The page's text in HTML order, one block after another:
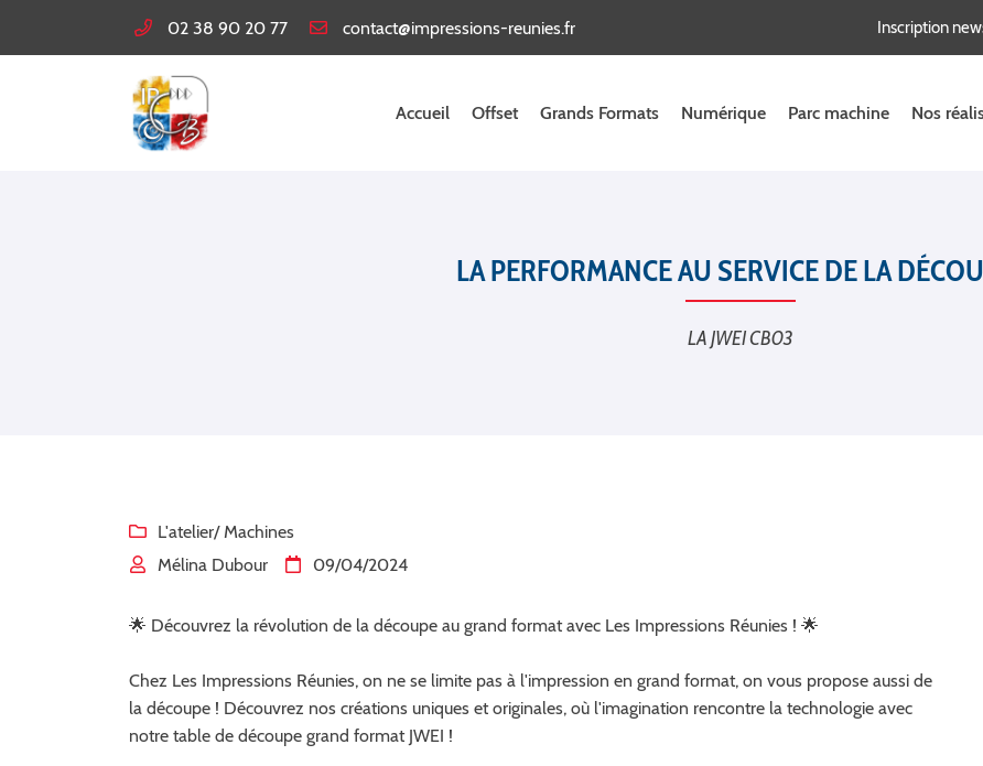
02 38 90 20 77 Inscription
Accueil Offset Grands Formats Numérique Parc machine Nos
13 rue Émile Leconte
02 38 90 20 77
Rafraîchir le captcha
En cochant cette case, vous consentez à recevoir nos propositions commerciales à l'adresse
email indiqué ci-dessus. Vous pouvez vous désinscrire à tout moment en utilisant
INSCRIPTION
LA PERFORMANCE AU SERVICE DE LA
LA JWEI CB03
 L'atelier/ Machines
 Mélina Dubour  09/04/2024
🌟 Découvrez la révolution de la découpe au grand format avec Les Impressions Réunies ! 🌟
Chez Les Impressions Réunies, on ne se limite pas à l'impression en grand format, on vous propose aussi de
la découpe ! Découvrez nos créations uniques et originales, où l'imagination rencontre la technologie avec
notre table de découpe grand format JWEI !